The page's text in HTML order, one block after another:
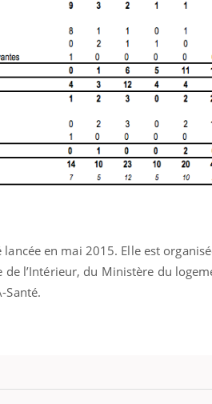
lancée en mai 2015. Elle est
l’Intérieur, du Ministère du
Santé.